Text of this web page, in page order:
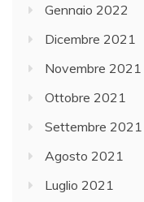
Gennaio 2022
Dicembre 2021
Novembre 2021
Ottobre 2021
Settembre 2021
Agosto 2021
Luglio 2021